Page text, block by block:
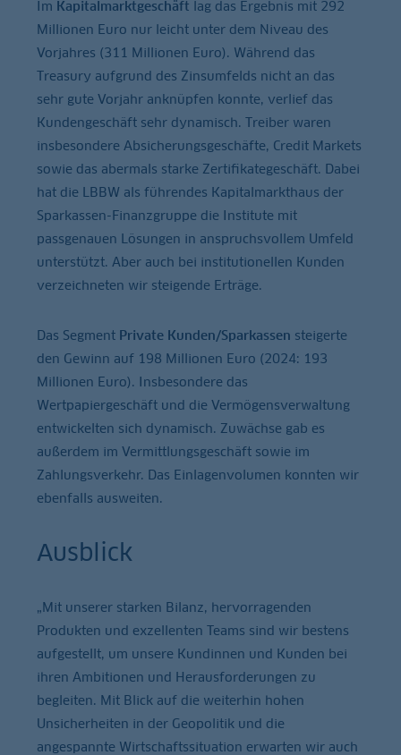
Im Kapitalmarktgeschäft lag das Ergebnis mit 292
Millionen Euro nur leicht unter dem Niveau des
Vorjahres (311 Millionen Euro). Während das
Treasury aufgrund des Zinsumfelds nicht an das
sehr gute Vorjahr anknüpfen konnte, verlief das
Kundengeschäft sehr dynamisch. Treiber waren
insbesondere Absicherungsgeschäfte, Credit Markets
sowie das abermals starke Zertifikategeschäft. Dabei
hat die LBBW als führendes Kapitalmarkthaus der
Sparkassen-Finanzgruppe die Institute mit
passgenauen Lösungen in anspruchsvollem Umfeld
unterstützt. Aber auch bei institutionellen Kunden
verzeichneten wir steigende Erträge.
Das Segment Private Kunden/Sparkassen steigerte
den Gewinn auf 198 Millionen Euro (2024: 193
Millionen Euro). Insbesondere das
Wertpapiergeschäft und die Vermögensverwaltung
entwickelten sich dynamisch. Zuwächse gab es
außerdem im Vermittlungsgeschäft sowie im
Zahlungsverkehr. Das Einlagenvolumen konnten wir
ebenfalls ausweiten.
Ausblick
„Mit unserer starken Bilanz, hervorragenden
Produkten und exzellenten Teams sind wir bestens
aufgestellt, um unsere Kundinnen und Kunden bei
ihren Ambitionen und Herausforderungen zu
begleiten. Mit Blick auf die weiterhin hohen
Unsicherheiten in der Geopolitik und die
angespannte Wirtschaftssituation erwarten wir auch